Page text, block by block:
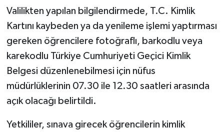
Valilikten yapılan bilgilendirmede, T.C. Kimlik
Kartını kaybeden ya da yenileme işlemi yaptırması
gereken öğrencilere fotoğraflı, barkodlu veya
karekodlu Türkiye Cumhuriyeti Geçici Kimlik
Belgesi düzenlenebilmesi için nüfus
müdürlüklerinin 07.30 ile 12.30 saatleri arasında
açık olacağı belirtildi.
Yetkililer, sınava girecek öğrencilerin kimlik